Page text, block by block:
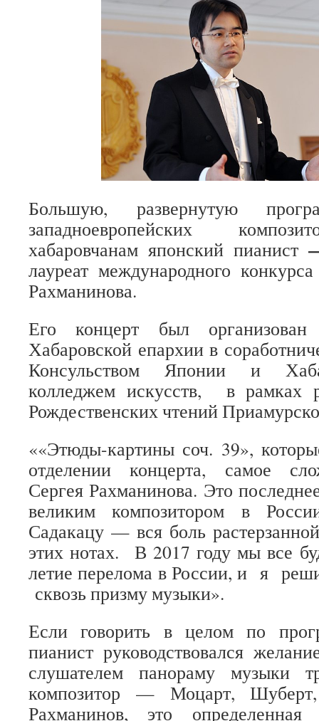
Большую, развернутую
западноевропейских
хабаровчанам японский пианист
лауреат международного
Рахманинова.
Его концерт был организован
Хабаровской епархии в
Консульством Японии и
колледжем искусств, в рамках
Рождественских чтений
««Этюды-картины соч. 39»,
отделении концерта, самое
Сергея Рахманинова. Это
великим композитором в
Садакацу — вся боль
этих нотах. В 2017 году мы все
летие перелома в России, и я
сквозь призму музыки».
Если говорить в целом по
пианист руководствовался
слушателем панораму музыки
композитор — Моцарт,
Рахманинов, это